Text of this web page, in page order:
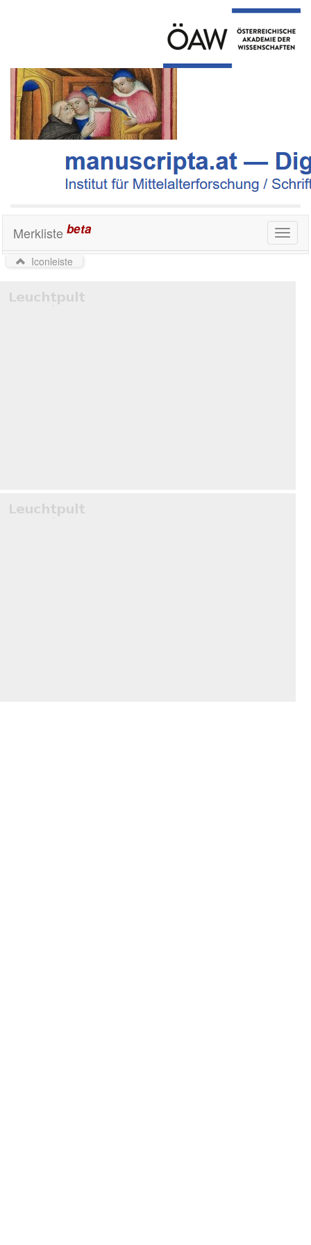
Toggle
Merkliste beta
Iconleiste